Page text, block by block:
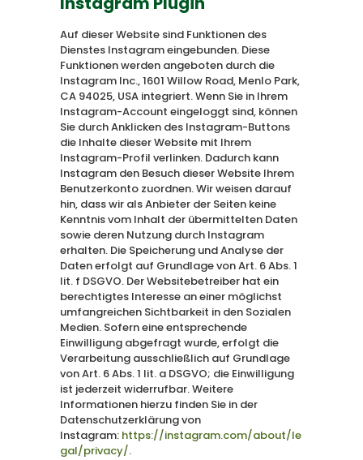
Auf dieser Website sind Funktionen des
Dienstes Instagram eingebunden. Diese
Funktionen werden angeboten durch die
Instagram Inc., 1601 Willow Road, Menlo Park,
CA 94025, USA integriert. Wenn Sie in Ihrem
Instagram-Account eingeloggt sind, können
Sie durch Anklicken des Instagram-Buttons
die Inhalte dieser Website mit Ihrem
Instagram-Profil verlinken. Dadurch kann
Instagram den Besuch dieser Website Ihrem
Benutzerkonto zuordnen. Wir weisen darauf
hin, dass wir als Anbieter der Seiten keine
Kenntnis vom Inhalt der übermittelten Daten
sowie deren Nutzung durch Instagram
erhalten. Die Speicherung und Analyse der
Daten erfolgt auf Grundlage von Art. 6 Abs. 1
lit. f DSGVO. Der Websitebetreiber hat ein
berechtigtes Interesse an einer möglichst
umfangreichen Sichtbarkeit in den Sozialen
Medien. Sofern eine entsprechende
Einwilligung abgefragt wurde, erfolgt die
Verarbeitung ausschließlich auf Grundlage
von Art. 6 Abs. 1 lit. a DSGVO; die Einwilligung
ist jederzeit widerrufbar. Weitere
Informationen hierzu finden Sie in der
Datenschutzerklärung von
Instagram: https://instagram.com/about/le
gal/privacy/.